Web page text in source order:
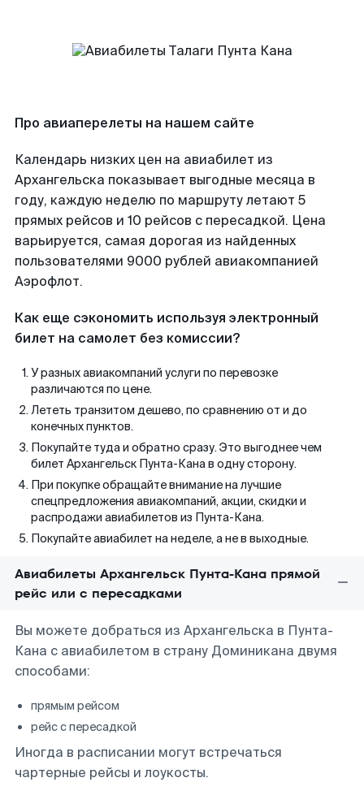
Про авиаперелеты на нашем сайте
Календарь низких цен на авиабилет из
Архангельска показывает выгодные месяца в
году, каждую неделю по маршруту летают 5
прямых рейсов и 10 рейсов с пересадкой. Цена
варьируется, самая дорогая из найденных
пользователями 9000 рублей авиакомпанией
Аэрофлот.
Как еще сэкономить используя электронный
билет на самолет без комиссии?
У разных авиакомпаний услуги по перевозке
различаются по цене.
Лететь транзитом дешево, по сравнению от и до
конечных пунктов.
Покупайте туда и обратно сразу. Это выгоднее чем
билет Архангельск Пунта-Кана в одну сторону.
При покупке обращайте внимание на лучшие
спецпредложения авиакомпаний, акции, скидки и
распродажи авиабилетов из Пунта-Кана.
Покупайте авиабилет на неделе, а не в выходные.
Авиабилеты Архангельск Пунта-Кана прямой
рейс или с пересадками
Вы можете добраться из Архангельска в Пунта-
Кана с авиабилетом в страну Доминикана двумя
способами:
прямым рейсом
рейс с пересадкой
Иногда в расписании могут встречаться
чартерные рейсы и лоукосты.